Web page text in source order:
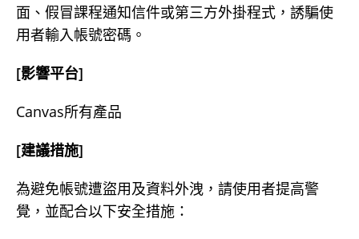
面、假冒課程通知信件或第三方外掛程式，誘騙使
用者輸入帳號密碼。
[影響平台]
Canvas所有產品
[建議措施]
為避免帳號遭盜用及資料外洩，請使用者提高警
覺，並配合以下安全措施：